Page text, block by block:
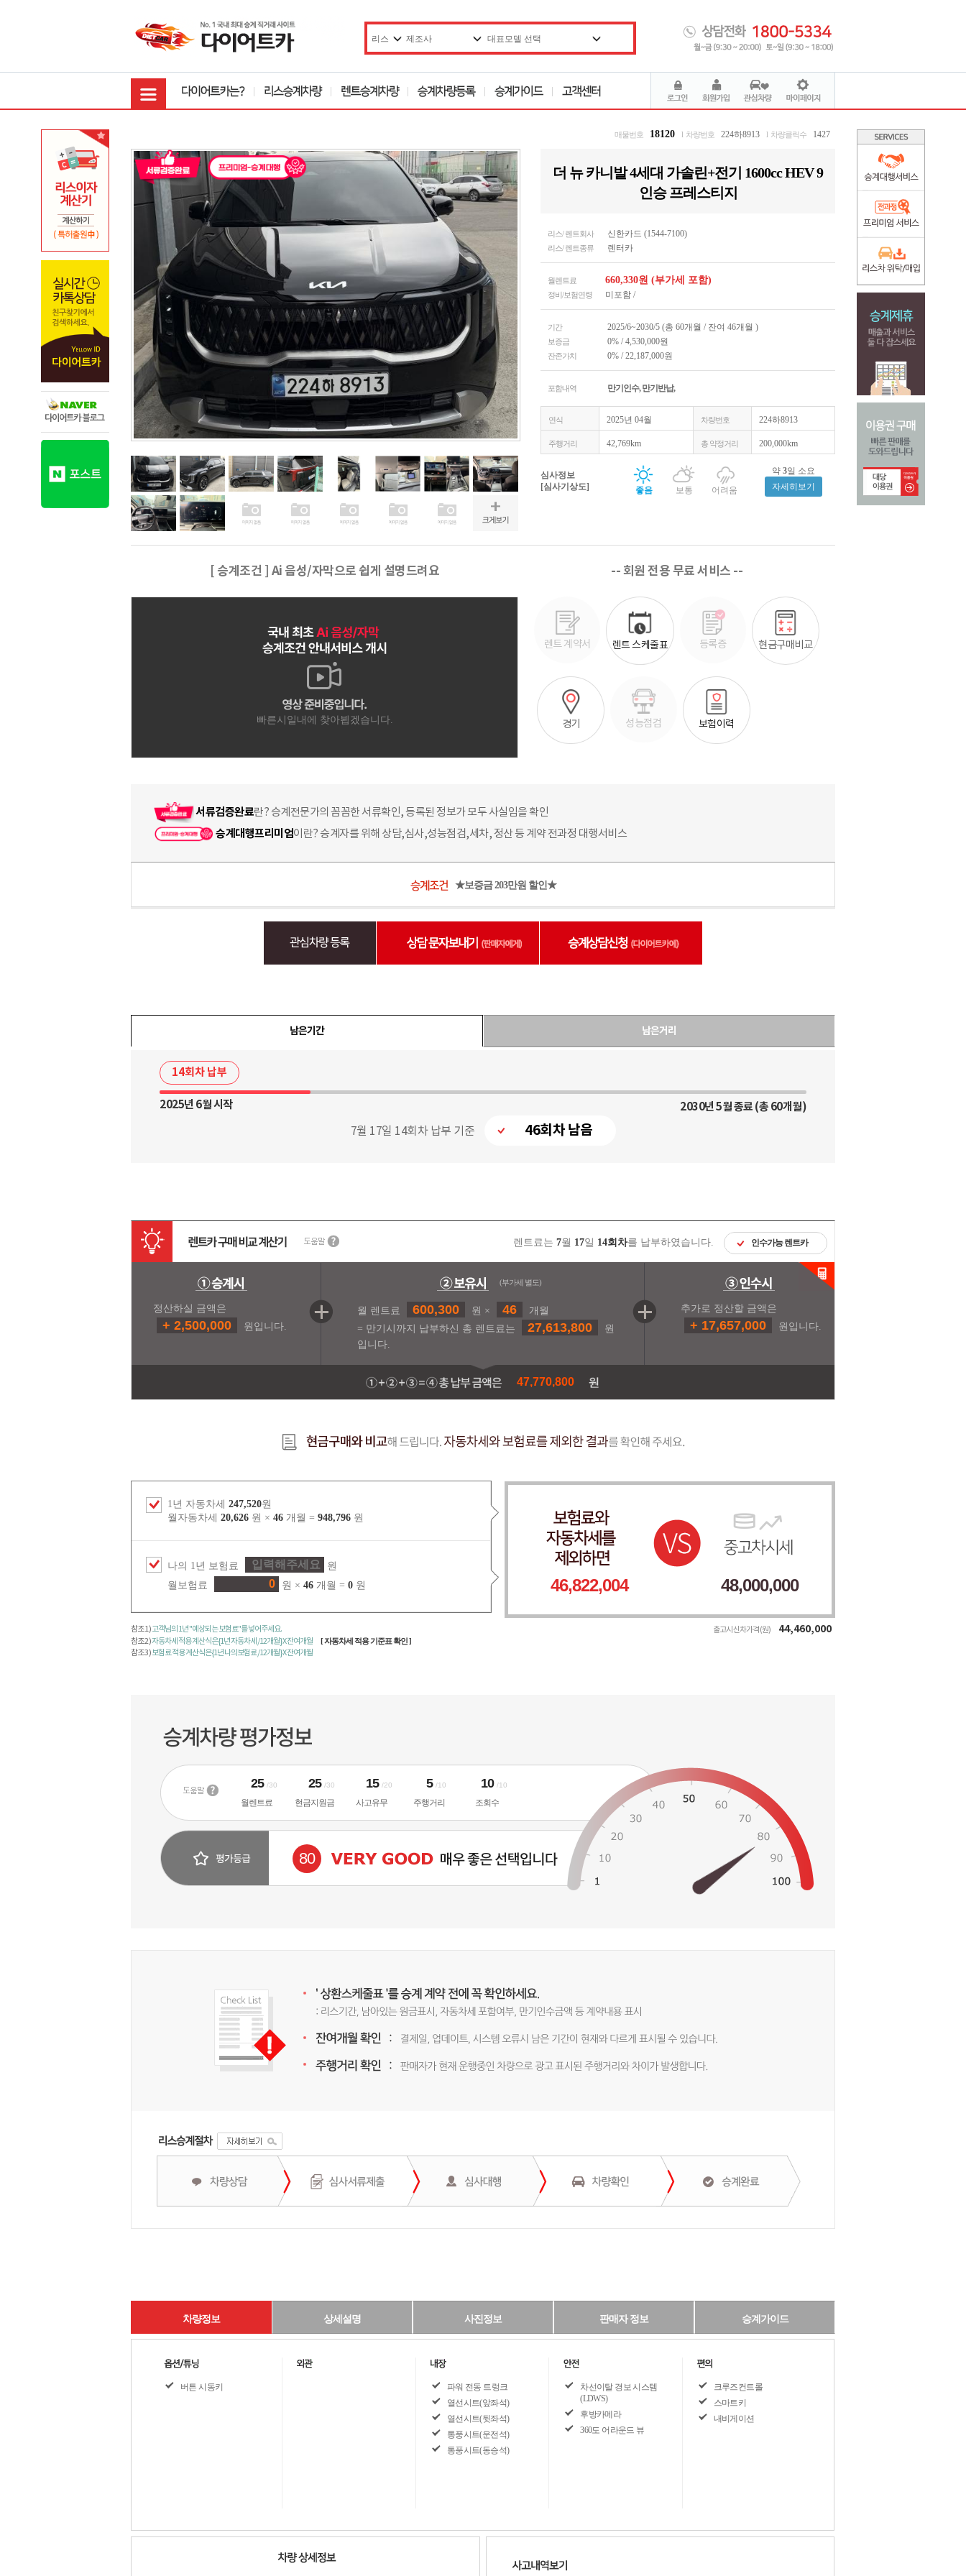
매물번호 18120 l 차량번호 224하8913 l 차량클릭수 1427
더 뉴 카니발 4세대 가솔린+전기 1600cc HEV 9
인승 프레스티지
리스/ 렌트회사 신한카드 (1544-7100)
리스/ 렌트종류 렌터카
월렌트료 660,330원 (부가세 포함)
정비/보험연령 미포함 /
기간 2025/6~2030/5 (총 60개월 / 잔여 46개월 )
보증금 0% / 4,530,000원
잔존가치 0% / 22,187,000원
포함내역 만기인수, 만기반납,
연식 2025년 04월 차량번호 224하8913
주행거리 42,769km 총 약정거리 200,000km
심사정보
[심사기상도]
좋음 보통 어려움
약3일 소요
자세히보기
렌트 계약서 렌트 스케줄표 등록증 현금구매비교
경기 성능점검 보험이력
서류검증완료란? 승계전문가의 꼼꼼한 서류확인, 등록된 정보가 모두 사실임을 확인
승계대행프리미엄이란? 승계자를 위해 상담,심사,성능점검,세차, 정산 등 계약 전과정 대행서비스
★보증금 203만원 할인★
남은기간 남은거리
14회차 납부
2025년 6월 시작
2030년 5월 종료 (총 60개월)
7월 17일 14회차 납부 기준
46회차 남음
렌트료는 7월 17일 14회차를 납부하였습니다. 인수가능 렌트카
정산하실 금액은
+ 2,500,000 원입니다.
(부가세 별도)
월 렌트료 600,300 원 × 46
개월
= 만기시까지 납부하신 총 렌트료는
27,613,800
원
입니다.
추가로 정산할 금액은
+ 17,657,000 원입니다.
47,770,800
1년 자동차세 247,520원
월자동차세 20,626 원 × 46 개월 = 948,796 원
나의 1년 보험료
원
월보험료
원 × 46 개월 = 0 원 46,822,004 48,000,000
출고시 신차가격 (원) 44,460,000
참조 1 )고객님의 1년 "예상되는 보험료"를 넣어주세요.
참조 2 )자동차세 적용 계산식은 {1년 자동차세 /12개월} X 잔여개월 [ 자동차세 적용 기준표 확인 ]
참조 3 )보험료 적용 계산식은 {1년 나의보험료 /12개월} X 잔여개월
월렌트료
25 /30
현금지원금
25 /30
사고유무
15 /20
주행거리
5 /10
조회수
10 /10
80
차량정보 상세설명 사진정보 판매자 정보 승계가이드
버튼 시동키
파워 전동 트렁크
열선시트(앞좌석)
열선시트(뒷좌석)
통풍시트(운전석)
통풍시트(동승석)
차선이탈 경보 시스템
(LDWS)
후방카메라
360도 어라운드 뷰
크루즈컨트롤
스마트키
내비게이션